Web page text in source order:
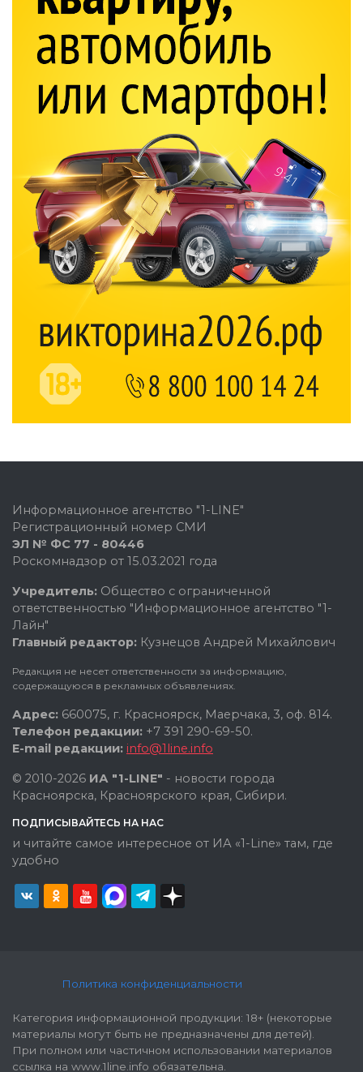
Информационное агентство "1-LINE"
Регистрационный номер СМИ
ЭЛ № ФС 77 - 80446
Роскомнадзор от 15.03.2021 года
Учредитель: Общество с ограниченной
ответственностью "Информационное агентство "1-
Лайн"
Главный редактор: Кузнецов Андрей Михайлович
Редакция не несет ответственности за информацию,
содержащуюся в рекламных объявлениях.
Адрес: 660075, г. Красноярск, Маерчака, 3, оф. 814.
Телефон редакции: +7 391 290-69-50.
E-mail редакции: info@1line.info
© 2010-2026 ИА "1-LINE" - новости города
Красноярска, Красноярского края, Сибири.
ПОДПИСЫВАЙТЕСЬ НА НАС
и читайте самое интересное от ИА «1-Line» там, где
удобно
Политика конфиденциальности
Категория информационной продукции: 18+ (некоторые
материалы могут быть не предназначены для детей).
При полном или частичном использовании материалов
ссылка на www.1line.info обязательна.